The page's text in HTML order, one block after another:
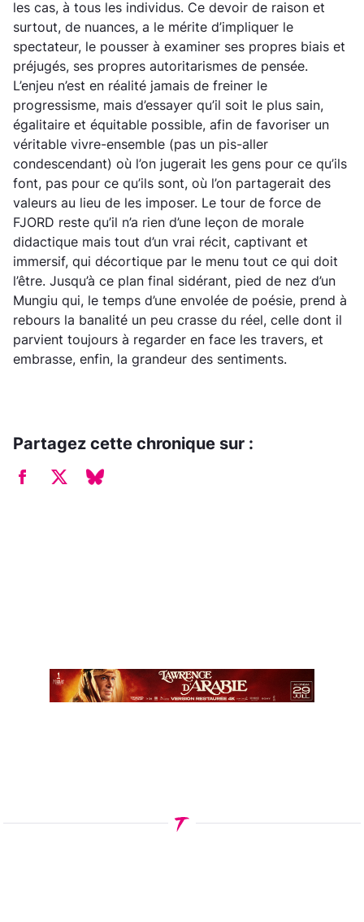
les cas, à tous les individus. Ce devoir de raison et
surtout, de nuances, a le mérite d’impliquer le
spectateur, le pousser à examiner ses propres biais et
préjugés, ses propres autoritarismes de pensée.
L’enjeu n’est en réalité jamais de freiner le
progressisme, mais d’essayer qu’il soit le plus sain,
égalitaire et équitable possible, afin de favoriser un
véritable vivre-ensemble (pas un pis-aller
condescendant) où l’on jugerait les gens pour ce qu’ils
font, pas pour ce qu’ils sont, où l’on partagerait des
valeurs au lieu de les imposer. Le tour de force de
FJORD reste qu’il n’a rien d’une leçon de morale
didactique mais tout d’un vrai récit, captivant et
immersif, qui décortique par le menu tout ce qui doit
l’être. Jusqu’à ce plan final sidérant, pied de nez d’un
Mungiu qui, le temps d’une envolée de poésie, prend à
rebours la banalité un peu crasse du réel, celle dont il
parvient toujours à regarder en face les travers, et
embrasse, enfin, la grandeur des sentiments.
Partagez cette chronique sur :